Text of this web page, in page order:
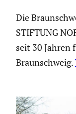
Die
STIFTUNG
seit 30 Jahren
Braunschweig.